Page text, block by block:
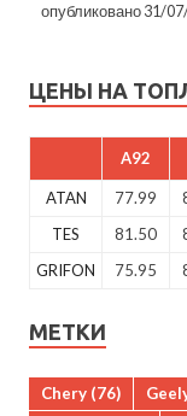
опубликовано 31/
ЦЕНЫ НА
A92
ATAN 77.99
TES
81.50
GRIFON
75.95
МЕТКИ
Chery (76)